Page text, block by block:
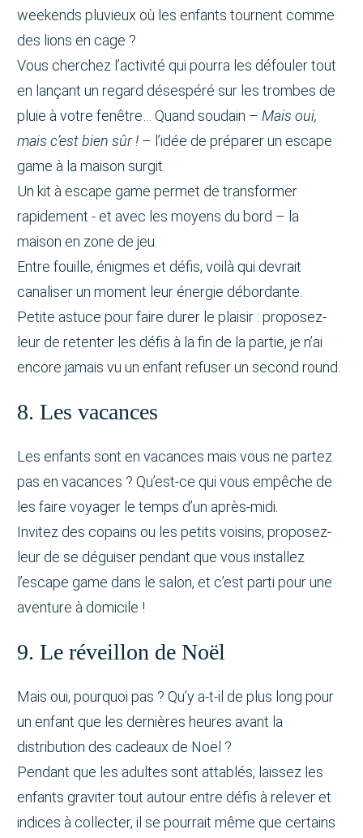
weekends pluvieux où les enfants tournent comme
des lions en cage ?
Vous cherchez l’activité qui pourra les défouler tout
en lançant un regard désespéré sur les trombes de
pluie à votre fenêtre… Quand soudain – Mais oui,
mais c’est bien sûr ! – l’idée de préparer un escape
game à la maison surgit.
Un kit à escape game permet de transformer
rapidement - et avec les moyens du bord – la
maison en zone de jeu.
Entre fouille, énigmes et défis, voilà qui devrait
canaliser un moment leur énergie débordante.
Petite astuce pour faire durer le plaisir : proposez-
leur de retenter les défis à la fin de la partie, je n’ai
encore jamais vu un enfant refuser un second round.
8. Les vacances
Les enfants sont en vacances mais vous ne partez
pas en vacances ? Qu’est-ce qui vous empêche de
les faire voyager le temps d’un après-midi.
Invitez des copains ou les petits voisins, proposez-
leur de se déguiser pendant que vous installez
l’escape game dans le salon, et c’est parti pour une
aventure à domicile !
9. Le réveillon de Noël
Mais oui, pourquoi pas ? Qu’y a-t-il de plus long pour
un enfant que les dernières heures avant la
distribution des cadeaux de Noël ?
Pendant que les adultes sont attablés, laissez les
enfants graviter tout autour entre défis à relever et
indices à collecter, il se pourrait même que certains